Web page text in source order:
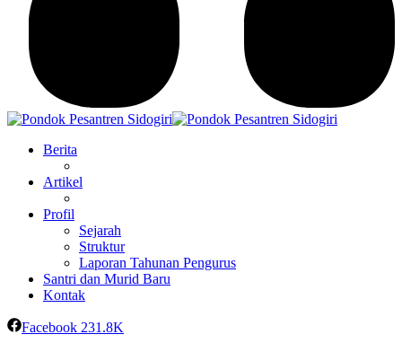
Berita
Artikel
Profil
Sejarah
Struktur
Laporan Tahunan Pengurus
Santri dan Murid Baru
Kontak
Facebook 231.8K